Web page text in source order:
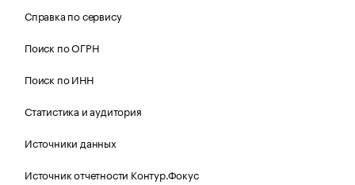
Справка по сервису
Поиск по ОГРН
Поиск по ИНН
Статистика и аудитория
Источники данных
Источник отчетности Контур.Фокус